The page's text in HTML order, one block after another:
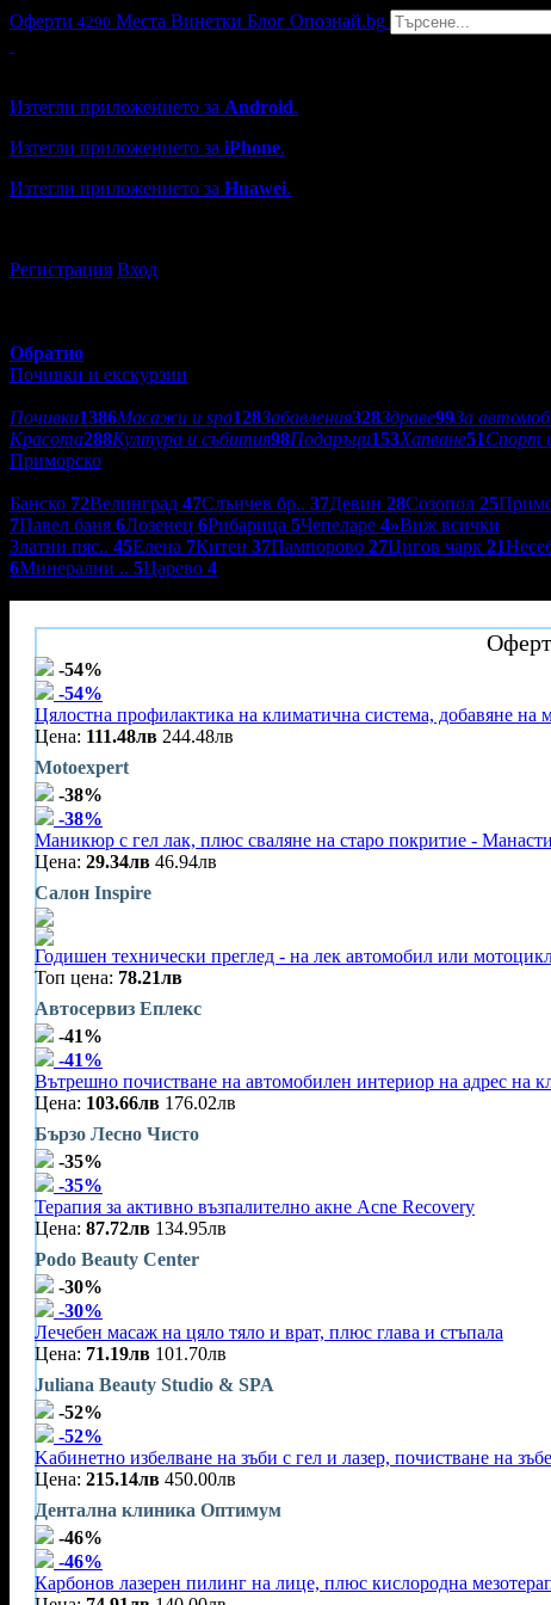
Оферти 4290 Места Винетки Блог Опознай.bg
Изтегли приложението за Android.
Изтегли приложението за iPhone.
Изтегли приложението за Huawei.
Регистрация Вход
Обратно
Почивки и екскурзии
Почивки1386Масажи и spa128Забавления328Здраве99За
Красота288Култура и събития98Подаръци153Хапване51Спорт
Приморско
Банско 72Велинград 47Слънчев бр.. 37Девин 28Созопол 25
7Павел баня 6Лозенец 6Рибарица 5Чепеларе 4»Виж всички
Златни пяс.. 45Елена 7Китен 37Пампорово 27Цигов чарк 21
6Минерални .. 5Царево 4
-54%
-54%
Цялостна профилактика на климатична система, добавяне на
Цена: 111.48лв 244.48лв
Motoexpert
-38%
-38%
Маникюр с гел лак, плюс сваляне на старо покритие -
Цена: 29.34лв 46.94лв
Салон Inspire
Годишен технически преглед - на лек автомобил или
Топ цена: 78.21лв
Автосервиз Еплекс
-41%
-41%
Вътрешно почистване на автомобилен интериор на адрес на
Цена: 103.66лв 176.02лв
Бързо Лесно Чисто
-35%
-35%
Терапия за активно възпалително акне Acne Recovery
Цена: 87.72лв 134.95лв
Podo Beauty Center
-30%
-30%
Лечебен масаж на цяло тяло и врат, плюс глава и стъпала
Цена: 71.19лв 101.70лв
Juliana Beauty Studio & SPA
-52%
-52%
Kабинетно избелване на зъби с гел и лазер, почистване на
Цена: 215.14лв 450.00лв
Дентална клиника Оптимум
-46%
-46%
Карбонов лазерен пилинг на лице, плюс кислородна